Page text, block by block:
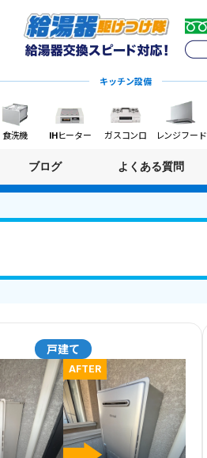
キッチン設備
食洗機 IHヒーター ガスコンロ レンジフード
ブログ よくある質問
戸建て
AFTER